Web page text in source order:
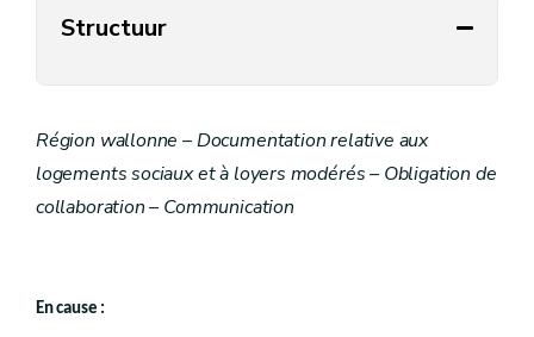
Structuur
Région wallonne – Documentation relative aux
logements sociaux et à loyers modérés – Obligation de
collaboration – Communication
En cause :